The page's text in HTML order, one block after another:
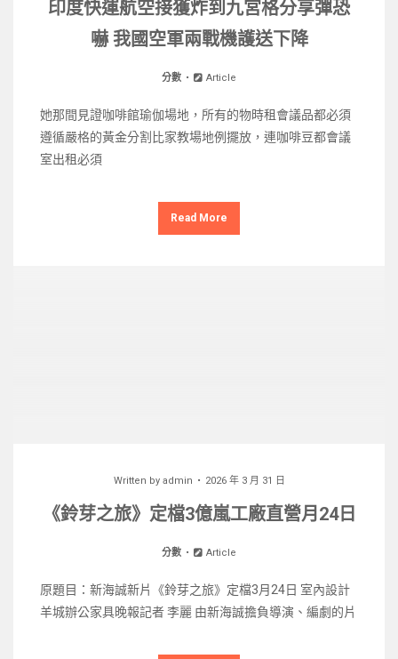
印度快運航空接獲炸到九宮格分享彈恐
嚇 我國空軍兩戰機護送下降
分數 Article
她那間見證咖啡館瑜伽場地，所有的物時租會議品都必須
遵循嚴格的黃金分割比家教場地例擺放，連咖啡豆都會議
室出租必須
Read More
Written by admin 2026 年 3 月 31 日
《鈴芽之旅》定檔3億嵐工廠直營月24日
分數 Article
原題目：新海誠新片《鈴芽之旅》定檔3月24日 室內設計
羊城辦公家具晚報記者 李麗 由新海誠擔負導演、編劇的片